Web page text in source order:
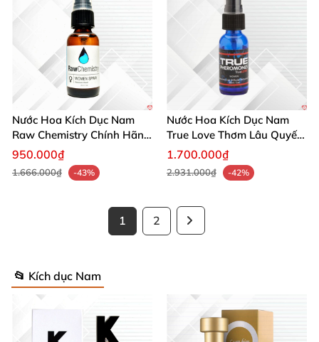
Nước Hoa Kích Dục Nam
Raw Chemistry Chính Hãng
Mỹ Tăng Ham Muốn
950.000₫
1.666.000₫ -43%
Nước Hoa Kích Dục Nam
True Love Thơm Lâu Quyến
Rũ Hấp Dẫn Mạnh
1.700.000₫
2.931.000₫ -42%
1 2
📂 Kích dục Nam